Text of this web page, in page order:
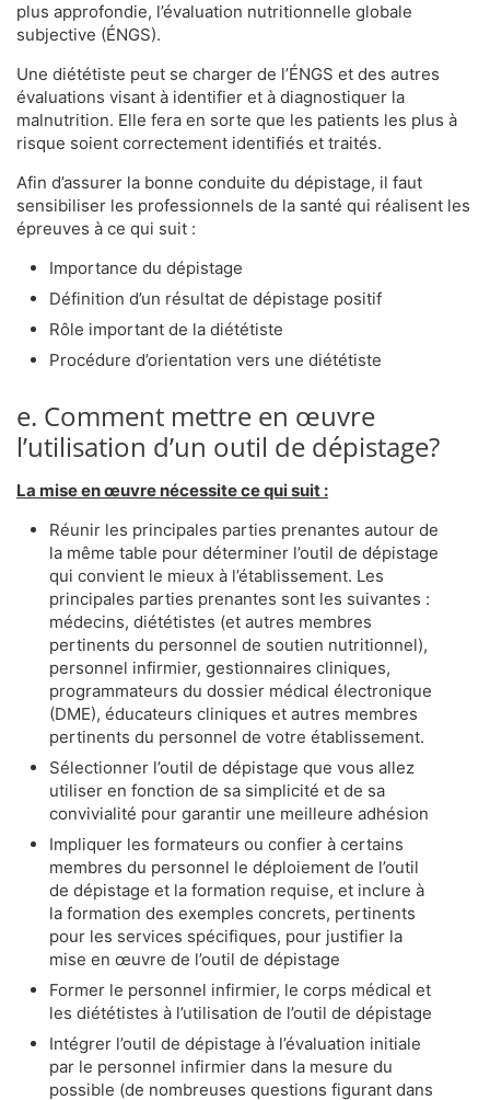
plus approfondie, l’évaluation nutritionnelle globale
subjective (ÉNGS).
Une diététiste peut se charger de l’ÉNGS et des autres
évaluations visant à identifier et à diagnostiquer la
malnutrition. Elle fera en sorte que les patients les plus à
risque soient correctement identifiés et traités.
Afin d’assurer la bonne conduite du dépistage, il faut
sensibiliser les professionnels de la santé qui réalisent les
épreuves à ce qui suit :
Importance du dépistage
Définition d’un résultat de dépistage positif
Rôle important de la diététiste
Procédure d’orientation vers une diététiste
e. Comment mettre en œuvre
l’utilisation d’un outil de dépistage?
La mise en œuvre nécessite ce qui suit :
Réunir les principales parties prenantes autour de
la même table pour déterminer l’outil de dépistage
qui convient le mieux à l’établissement. Les
principales parties prenantes sont les suivantes :
médecins, diététistes (et autres membres
pertinents du personnel de soutien nutritionnel),
personnel infirmier, gestionnaires cliniques,
programmateurs du dossier médical électronique
(DME), éducateurs cliniques et autres membres
pertinents du personnel de votre établissement.
Sélectionner l’outil de dépistage que vous allez
utiliser en fonction de sa simplicité et de sa
convivialité pour garantir une meilleure adhésion
Impliquer les formateurs ou confier à certains
membres du personnel le déploiement de l’outil
de dépistage et la formation requise, et inclure à
la formation des exemples concrets, pertinents
pour les services spécifiques, pour justifier la
mise en œuvre de l’outil de dépistage
Former le personnel infirmier, le corps médical et
les diététistes à l’utilisation de l’outil de dépistage
Intégrer l’outil de dépistage à l’évaluation initiale
par le personnel infirmier dans la mesure du
possible (de nombreuses questions figurant dans